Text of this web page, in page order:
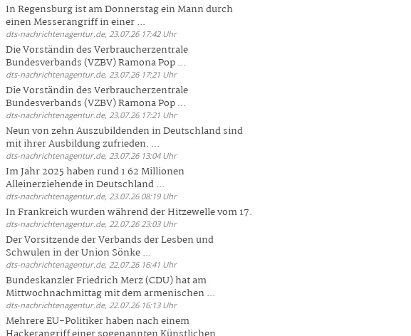
In Regensburg ist am Donnerstag ein Mann durch
einen Messerangriff in einer ...
dts-nachrichtenagentur.de, 23.07.26 17:42 Uhr
Die Vorständin des Verbraucherzentrale
Bundesverbands (VZBV) Ramona Pop ...
dts-nachrichtenagentur.de, 23.07.26 17:21 Uhr
Die Vorständin des Verbraucherzentrale
Bundesverbands (VZBV) Ramona Pop ...
dts-nachrichtenagentur.de, 23.07.26 17:21 Uhr
Neun von zehn Auszubildenden in Deutschland sind
mit ihrer Ausbildung zufrieden. ...
dts-nachrichtenagentur.de, 23.07.26 13:04 Uhr
Im Jahr 2025 haben rund 1 62 Millionen
Alleinerziehende in Deutschland ...
dts-nachrichtenagentur.de, 23.07.26 08:19 Uhr
In Frankreich wurden während der Hitzewelle vom 17.
dts-nachrichtenagentur.de, 22.07.26 23:03 Uhr
Der Vorsitzende der Verbands der Lesben und
Schwulen in der Union Sönke ...
dts-nachrichtenagentur.de, 22.07.26 16:41 Uhr
Bundeskanzler Friedrich Merz (CDU) hat am
Mittwochnachmittag mit dem armenischen ...
dts-nachrichtenagentur.de, 22.07.26 16:13 Uhr
Mehrere EU-Politiker haben nach einem